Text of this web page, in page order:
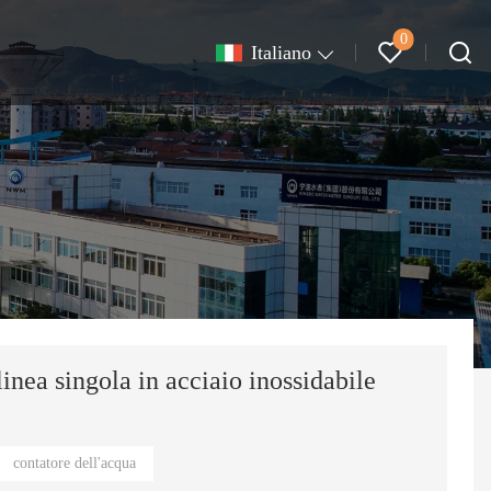
Italiano
0
singola in acciaio inossidabile
contatore dell'acqua